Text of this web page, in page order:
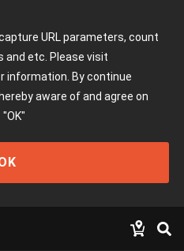
URL parameters, count
and etc. Please visit
information. By continue
aware of and agree on
"OK"